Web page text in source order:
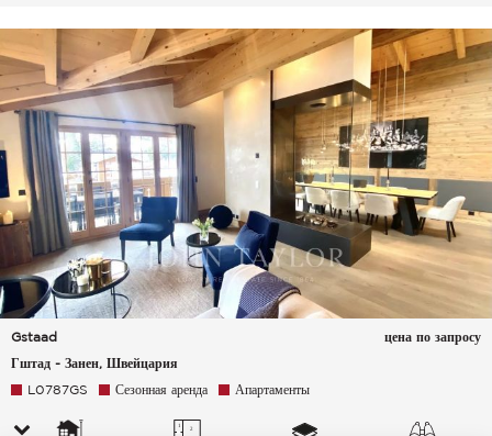
Gstaad
Гштад - Занен, Швейцария
цена по запросу
L0787GS Сезонная аренда Апартаменты